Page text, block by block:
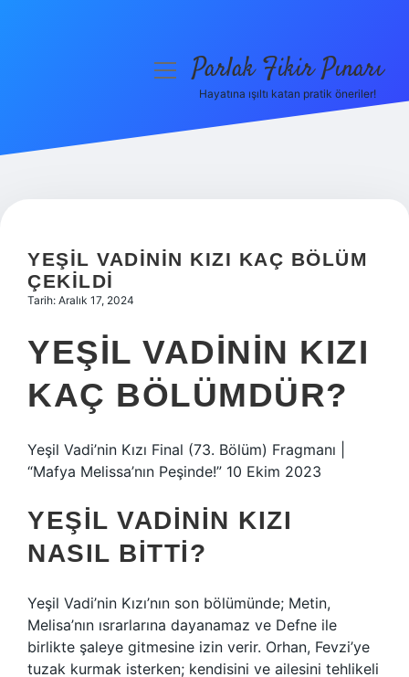
Hakkımızda
menüyüParlak Fikir Pınarı
Hayatına ışıltı katan pratik öneriler!
YEŞIL VADININ KIZI KAÇ BÖLÜM
ÇEKILDI
Tarih: Aralık 17, 2024
YEŞIL VADININ KIZI
KAÇ BÖLÜMDÜR?
Yeşil Vadi’nin Kızı Final (73. Bölüm) Fragmanı |
“Mafya Melissa’nın Peşinde!” 10 Ekim 2023
YEŞIL VADININ KIZI
NASIL BITTI?
Yeşil Vadi’nin Kızı’nın son bölümünde; Metin,
Melisa’nın ısrarlarına dayanamaz ve Defne ile
birlikte şaleye gitmesine izin verir. Orhan, Fevzi’ye
tuzak kurmak isterken; kendisini ve ailesini tehlikeli